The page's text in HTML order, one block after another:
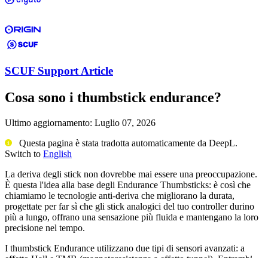
SCUF Support Article
Cosa sono i thumbstick endurance?
Ultimo aggiornamento: Luglio 07, 2026
Questa pagina è stata tradotta automaticamente da DeepL.
Switch to English
La deriva degli stick non dovrebbe mai essere una preoccupazione.
È questa l'idea alla base degli Endurance Thumbsticks: è così che
chiamiamo le tecnologie anti-deriva che migliorano la durata,
progettate per far sì che gli stick analogici del tuo controller durino
più a lungo, offrano una sensazione più fluida e mantengano la loro
precisione nel tempo.
I thumbstick Endurance utilizzano due tipi di sensori avanzati: a